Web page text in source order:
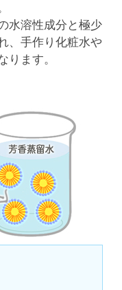
水溶性成分と極少
、手作り化粧水や
ります。